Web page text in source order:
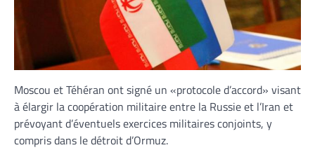
Moscou et Téhéran ont signé un «protocole d’accord» visant
à élargir la coopération militaire entre la Russie et l’Iran et
prévoyant d’éventuels exercices militaires conjoints, y
compris dans le détroit d’Ormuz.